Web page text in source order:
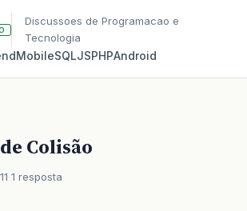
Discussoes de Programacao e
Tecnologia
MobileSQLJSPHPAndroid
Colisão
1 resposta